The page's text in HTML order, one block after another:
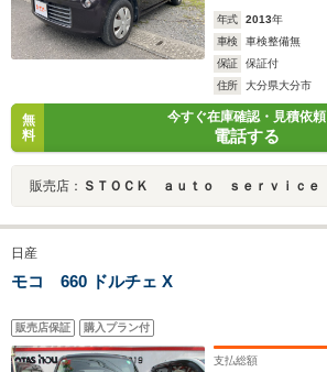
年式 2013年
車検
車検整備無
保証
保証付
住所
大分県大分市
無
料
今すぐ在庫確認・見積依頼
電話する
販売店： ＳＴＯＣＫ ａｕｔｏ ｓｅｒｖｉｃｅ
日産
モコ 660 ドルチェ X
販売店保証 購入プラン付
支払総額